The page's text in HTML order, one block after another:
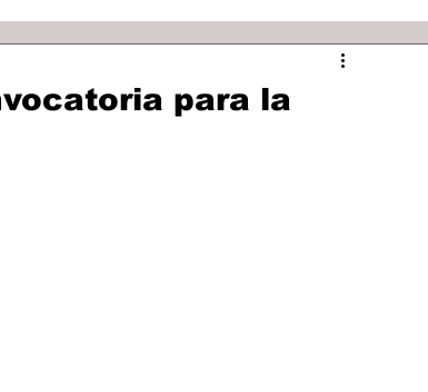
para la